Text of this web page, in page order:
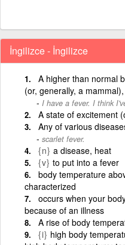
İngilizce - İngilizce
A higher than normal
(or, generally, a
I have a fever. I think
A state of excitement
Any of various
scarlet fever.
{n} a disease, heat
{v} to put into a fever
body temperature
characterized
occurs when your
because of an illness
A rise of body
{i} high body